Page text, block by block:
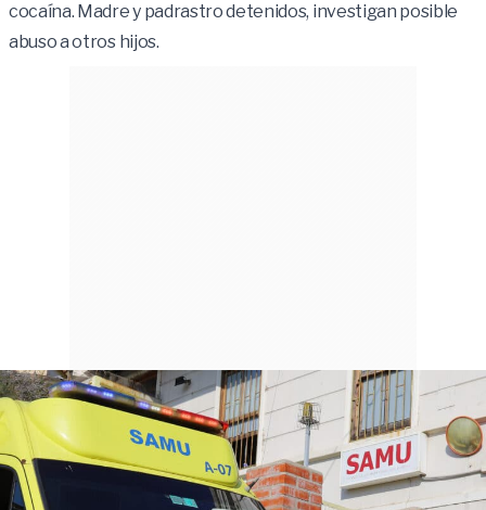
cocaína. Madre y padrastro detenidos, investigan posible
abuso a otros hijos.